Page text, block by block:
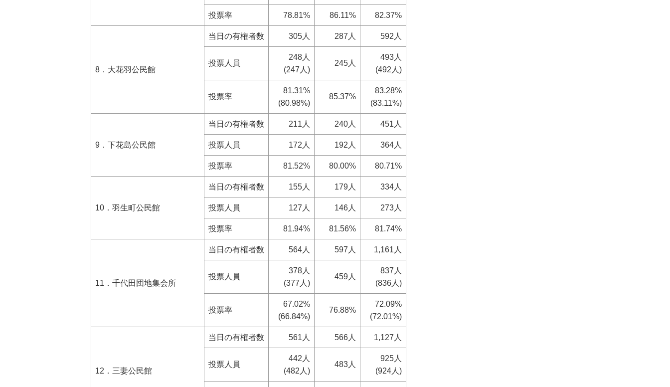
投票率 78.81% 86.11% 82.37%
8．大花羽公民館
当日の有権者数 305人 287人 592人
投票人員
248人
(247人)
245人
493人
(492人)
投票率
81.31%
(80.98%)
85.37%
83.28%
(83.11%)
9．下花島公民館
当日の有権者数 211人 240人 451人
投票人員 172人 192人 364人
投票率 81.52% 80.00% 80.71%
10．羽生町公民館
当日の有権者数 155人 179人 334人
投票人員 127人 146人 273人
投票率 81.94% 81.56% 81.74%
11．千代田団地集会所
当日の有権者数 564人 597人 1,161人
投票人員
378人
(377人)
459人
837人
(836人)
投票率
67.02%
(66.84%)
76.88%
72.09%
(72.01%)
12．三妻公民館
当日の有権者数 561人 566人 1,127人
投票人員
442人
(482人)
483人
925人
(924人)